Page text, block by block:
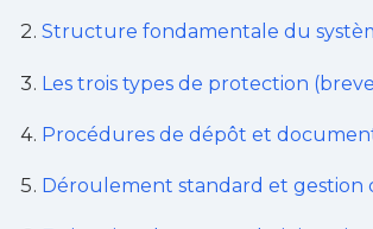
Structure fondamentale du
Les trois types de protection
Procédures de dépôt et
Déroulement standard et gestion